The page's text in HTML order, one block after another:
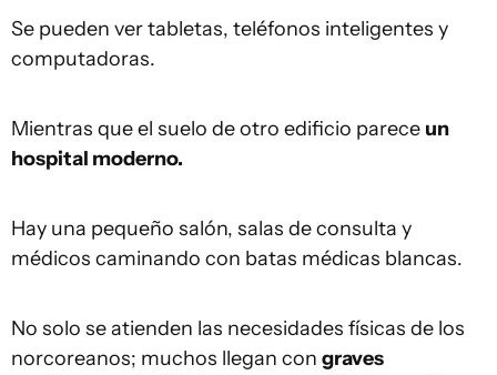
Se pueden ver tabletas, teléfonos inteligentes y
computadoras.
Mientras que el suelo de otro edificio parece un
hospital moderno.
Hay una pequeño salón, salas de consulta y
médicos caminando con batas médicas blancas.
No solo se atienden las necesidades físicas de los
norcoreanos; muchos llegan con graves